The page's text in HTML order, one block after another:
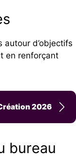
autour d’objectifs
en renforçant
2026
bureau